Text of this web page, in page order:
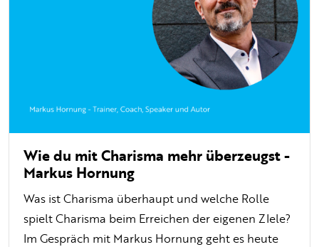
Wie du mit Charisma mehr überzeugst -
Markus Hornung
Was ist Charisma überhaupt und welche Rolle
spielt Charisma beim Erreichen der eigenen ZIele?
Im Gespräch mit Markus Hornung geht es heute